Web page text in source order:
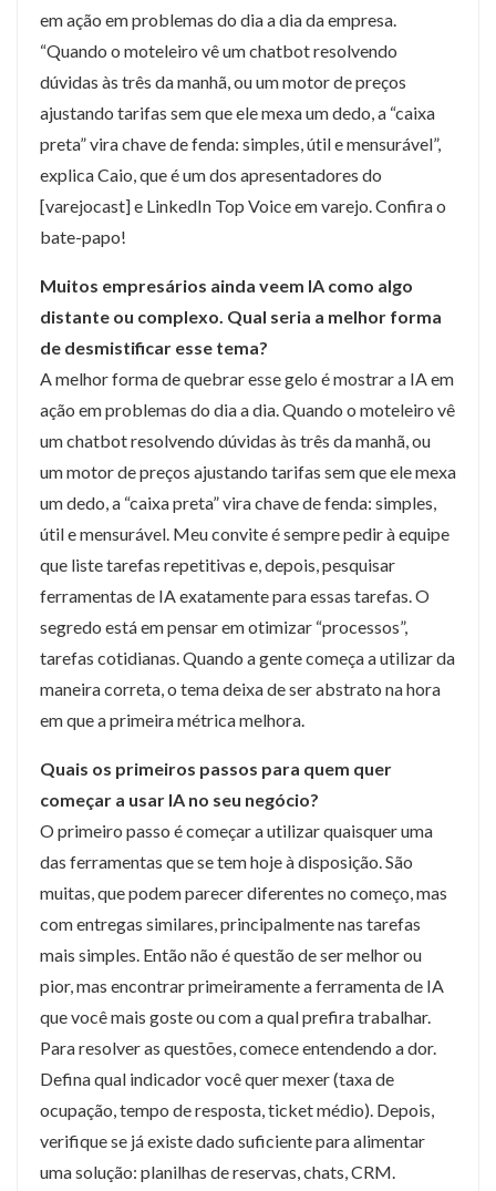
em ação em problemas do dia a dia da empresa.
“Quando o moteleiro vê um chatbot resolvendo
dúvidas às três da manhã, ou um motor de preços
ajustando tarifas sem que ele mexa um dedo, a “caixa
preta” vira chave de fenda: simples, útil e mensurável”,
explica Caio, que é um dos apresentadores do
[varejocast] e LinkedIn Top Voice em varejo. Confira o
bate-papo!
Muitos empresários ainda veem IA como algo
distante ou complexo. Qual seria a melhor forma
de desmistificar esse tema?
A melhor forma de quebrar esse gelo é mostrar a IA em
ação em problemas do dia a dia. Quando o moteleiro vê
um chatbot resolvendo dúvidas às três da manhã, ou
um motor de preços ajustando tarifas sem que ele mexa
um dedo, a “caixa preta” vira chave de fenda: simples,
útil e mensurável. Meu convite é sempre pedir à equipe
que liste tarefas repetitivas e, depois, pesquisar
ferramentas de IA exatamente para essas tarefas. O
segredo está em pensar em otimizar “processos”,
tarefas cotidianas. Quando a gente começa a utilizar da
maneira correta, o tema deixa de ser abstrato na hora
em que a primeira métrica melhora.
Quais os primeiros passos para quem quer
começar a usar IA no seu negócio?
O primeiro passo é começar a utilizar quaisquer uma
das ferramentas que se tem hoje à disposição. São
muitas, que podem parecer diferentes no começo, mas
com entregas similares, principalmente nas tarefas
mais simples. Então não é questão de ser melhor ou
pior, mas encontrar primeiramente a ferramenta de IA
que você mais goste ou com a qual prefira trabalhar.
Para resolver as questões, comece entendendo a dor.
Defina qual indicador você quer mexer (taxa de
ocupação, tempo de resposta, ticket médio). Depois,
verifique se já existe dado suficiente para alimentar
uma solução: planilhas de reservas, chats, CRM.